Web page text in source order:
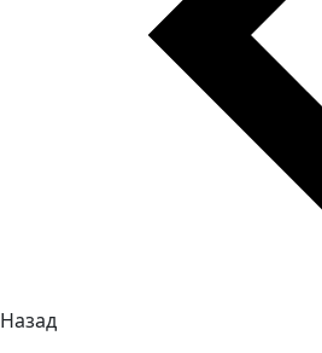
Назад